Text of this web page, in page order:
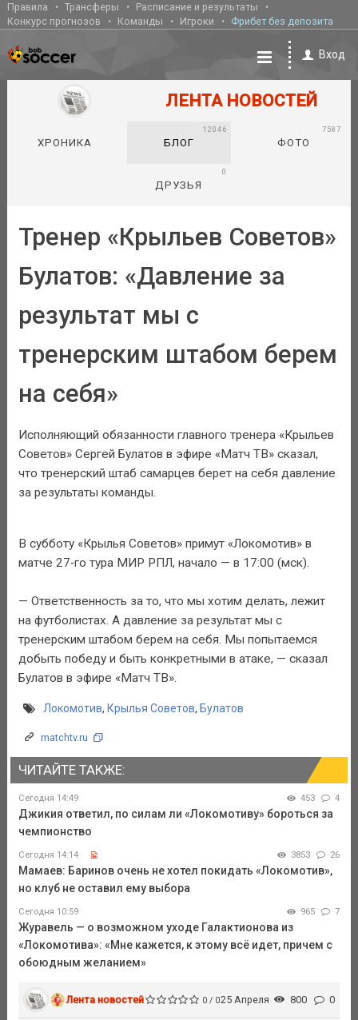
Правила Трансферы
Расписание и результаты
Конкурс прогнозов
Команды Игроки Фрибет без депозита
Вход
ЛЕНТА НОВОСТЕЙ
ХРОНИКА БЛОГ
12046
ФОТО
7587
ДРУЗЬЯ
0
Тренер «Крыльев Советов»
Булатов: «Давление за
результат мы с
тренерским штабом берем
на себя»
Исполняющий обязанности главного тренера «Крыльев
Советов» Сергей Булатов в эфире «Матч ТВ» сказал,
что тренерский штаб самарцев берет на себя давление
за результаты команды.
В субботу «Крылья Советов» примут «Локомотив» в
матче 27‑го тура МИР РПЛ, начало — в 17:00 (мск).
— Ответственность за то, что мы хотим делать, лежит
на футболистах. А давление за результат мы с
тренерским штабом берем на себя. Мы попытаемся
добыть победу и быть конкретными в атаке, — сказал
Булатов в эфире «Матч ТВ».
Локомотив, Крылья Советов, Булатов
matchtv.ru
ЧИТАЙТЕ ТАКЖЕ:
Сегодня 14:49 453 4
Джикия ответил, по силам ли «Локомотиву» бороться за
чемпионство
Сегодня 14:14 3853 26
Мамаев: Баринов очень не хотел покидать «Локомотив»,
но клуб не оставил ему выбора
Сегодня 10:59 965 7
Журавель — о возможном уходе Галактионова из
«Локомотива»: «Мне кажется, к этому всё идет, причем с
обоюдным желанием»
Лента новостей 0 / 025 Апреля 800 0